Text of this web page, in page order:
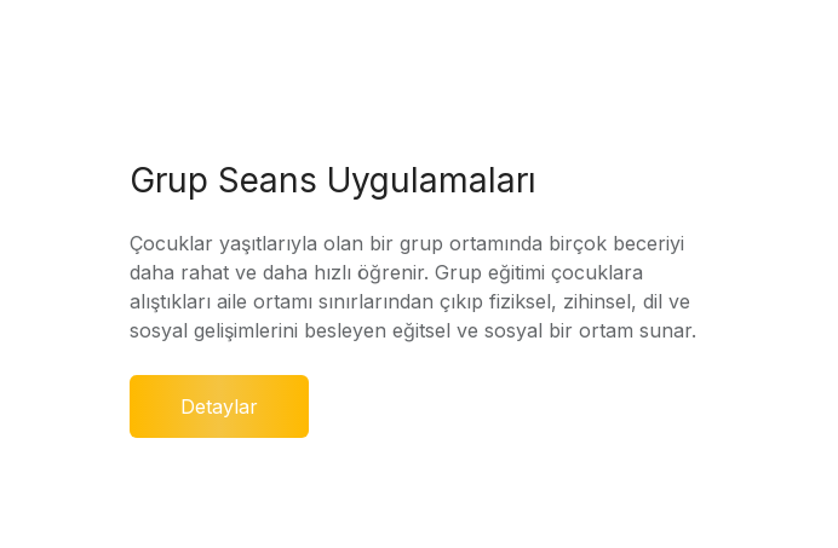
Grup Seans Uygulamaları
Çocuklar yaşıtlarıyla olan bir grup ortamında birçok beceriyi
daha rahat ve daha hızlı öğrenir. Grup eğitimi çocuklara
alıştıkları aile ortamı sınırlarından çıkıp fiziksel, zihinsel, dil ve
sosyal gelişimlerini besleyen eğitsel ve sosyal bir ortam sunar.
Detaylar